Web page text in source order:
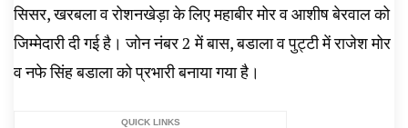
सिसर, खरबला व रोशनखेड़ा के लिए महाबीर मोर व आशीष बेरवाल को
जिम्मेदारी दी गई है। जोन नंबर 2 में बास, बडाला व पुट्टी में राजेश मोर
व नफे सिंह बडाला को प्रभारी बनाया गया है।
QUICK LINKS